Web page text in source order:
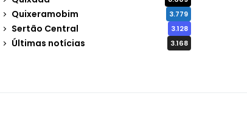
Quixeramobim 3.779
Sertão Central 3.128
Últimas notícias 3.168